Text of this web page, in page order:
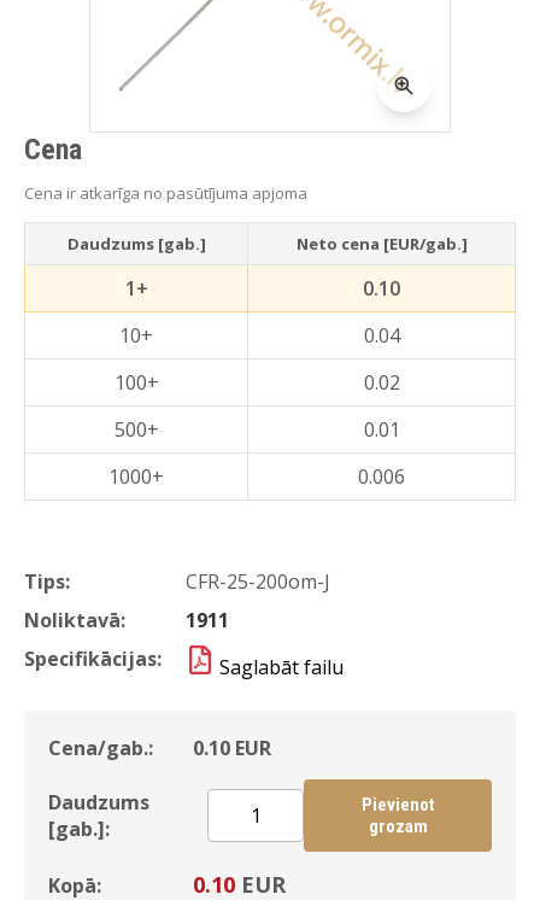
Tips:
CFR-25-200om-J
Noliktavā:
1911
Specifikācijas:
Saglabāt failu
Cena/gab.: 0.10 EUR
Daudzums
[gab.]:
Pievienot
grozam
Kopā: 0.10 EUR
Cena
Cena ir atkarīga no pasūtījuma apjoma
Daudzums [gab.] Neto cena [EUR/gab.]
1+
0.10
10+
0.04
100+
0.02
500+
0.01
1000+
0.006